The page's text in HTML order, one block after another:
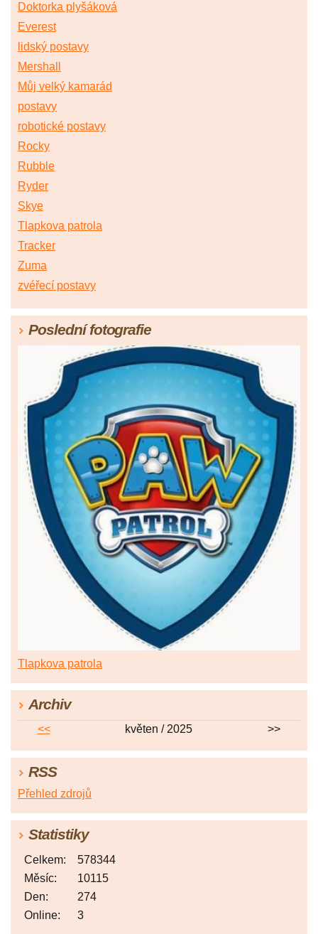
Doktorka plyšáková
Everest
lidský postavy
Mershall
Můj velký kamarád
postavy
robotické postavy
Rocky
Rubble
Ryder
Skye
Tlapkova patrola
Tracker
Zuma
zvéřecí postavy
Poslední fotografie
Tlapkova patrola
Archiv
<< květen / 2025 >>
RSS
Přehled zdrojů
Statistiky
Online: 3
Celkem:
578344
Měsíc:
10115
Den:
274